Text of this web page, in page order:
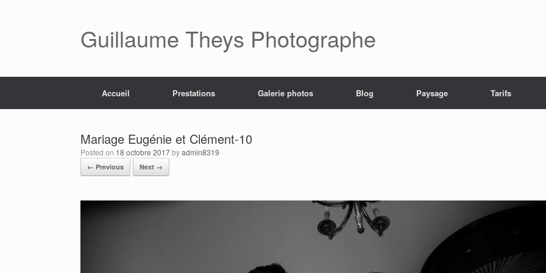
Guillaume Theys Photographe
Accueil Prestations Galerie photos Blog Paysage Tarifs
Mariage Eugénie et Clément-10
Posted on 18 octobre 2017byadmin8319
← Previous Next →